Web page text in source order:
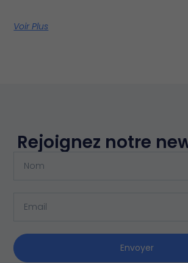
Voir Plus
Rejoignez notre
Envoyer